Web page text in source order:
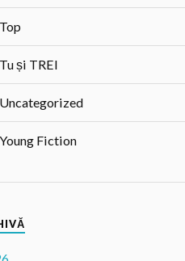
Top
Tu și TREI
Uncategorized
Young Fiction